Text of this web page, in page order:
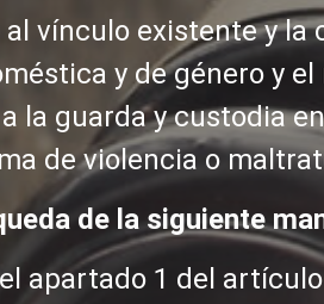
vínculo existente y
y de género y
la guarda y custodia
de violencia o
de la siguiente
apartado 1 del